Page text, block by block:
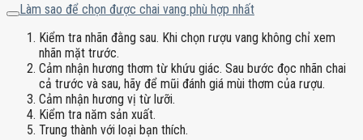
Làm sao để chọn được chai vang phù hợp nhất
Kiểm tra nhãn đằng sau. Khi chọn rượu vang không chỉ xem
nhãn mặt trước.
Cảm nhận hương thơm từ khứu giác. Sau bước đọc nhãn chai
cả trước và sau, hãy để mũi đánh giá mùi thơm của rượu.
Cảm nhận hương vị từ lưỡi.
Kiểm tra năm sản xuất.
Trung thành với loại bạn thích.